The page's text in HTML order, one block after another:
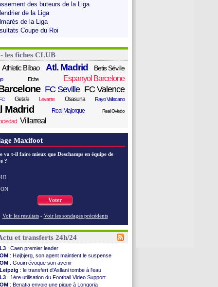
des buteurs de la Liga
de la Liga
de la Liga
Coupe du Roi
les fiches CLUB
Athletic Bilbao Atl. Madrid Betis Séville
Elche Espanyol Barcelone
FC Seville FC Valence
Getafe Levante Osasuna Rayo Vallecano
Madrid Real Majorque Real Oviedo
Villarreal
Maxifoot
va t-il faire mieux que Deschamps en équipe de
?
Voter
Voir les resultats - Voir les sondages précédents
et transferts 24h/24
L3 : Caen premier leader
OM : Højbjerg, son agent maintient le suspense
OM : Gouiri évoque son avenir
Leipzig : le transfert d'Asllani tombe à l'eau
L3 : 1ère utilisation du Football Video Support
OM : Benatia envoie une pique à Longoria